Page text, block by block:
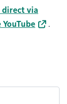
direct via
.